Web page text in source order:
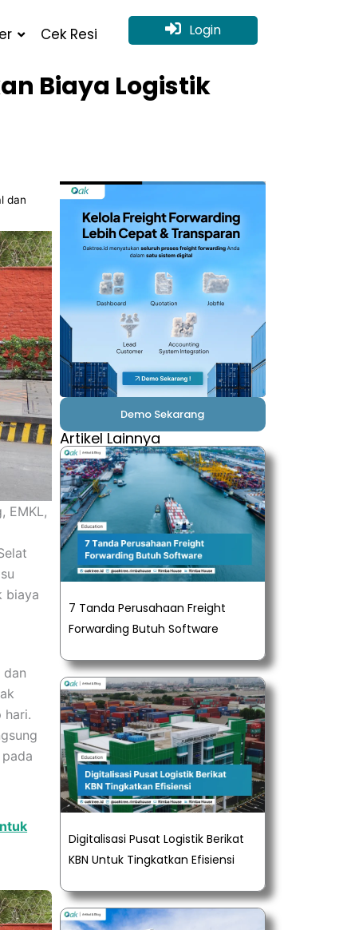
Cek Resi Login
Biaya Logistik
dan
EMKL,
biaya
hari.
Demo Sekarang
Artikel Lainnya
7 Tanda Perusahaan Freight
Forwarding Butuh Software
Digitalisasi Pusat Logistik Berikat
KBN Untuk Tingkatkan Efisiensi